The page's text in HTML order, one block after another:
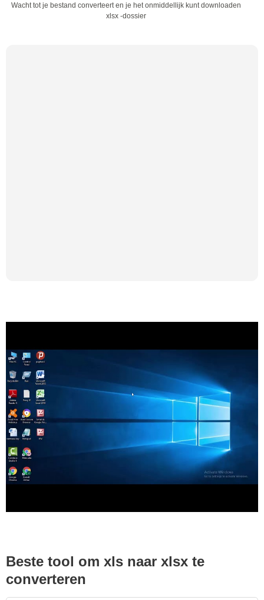
Wacht tot je bestand converteert en je het onmiddellijk kunt downloaden
xlsx -dossier
Beste tool om xls naar xlsx te
converteren